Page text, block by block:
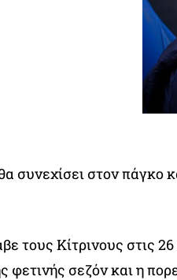
συνεχίσει στον πάγκο
τους Κίτρινους στις
φετινής σεζόν και η